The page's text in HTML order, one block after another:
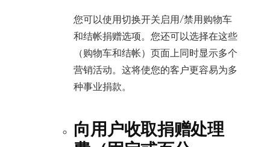
您可以使用切换开关启用/禁用购物车
和结帐捐赠选项。您还可以选择在这些
（购物车和结帐）页面上同时显示多个
营销活动。这将使您的客户更容易为多
种事业捐款。
向用户收取捐赠处理